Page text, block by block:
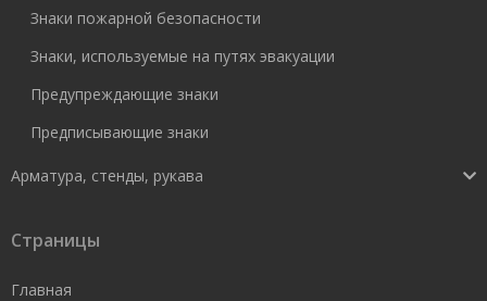
Знаки пожарной безопасности
Знаки, используемые на путях эвакуации
Предупреждающие знаки
Предписывающие знаки
Арматура, стенды, рукава
Страницы
Главная